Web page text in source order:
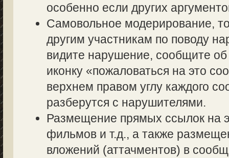
особенно если других
Самовольное модерирование,
другим участникам по поводу
видите нарушение, сообщите
иконку «пожаловаться на это
верхнем правом углу каждого
разберутся с нарушителями.
Размещение прямых ссылок на
фильмов и т.д., а также
вложений (аттачментов) в